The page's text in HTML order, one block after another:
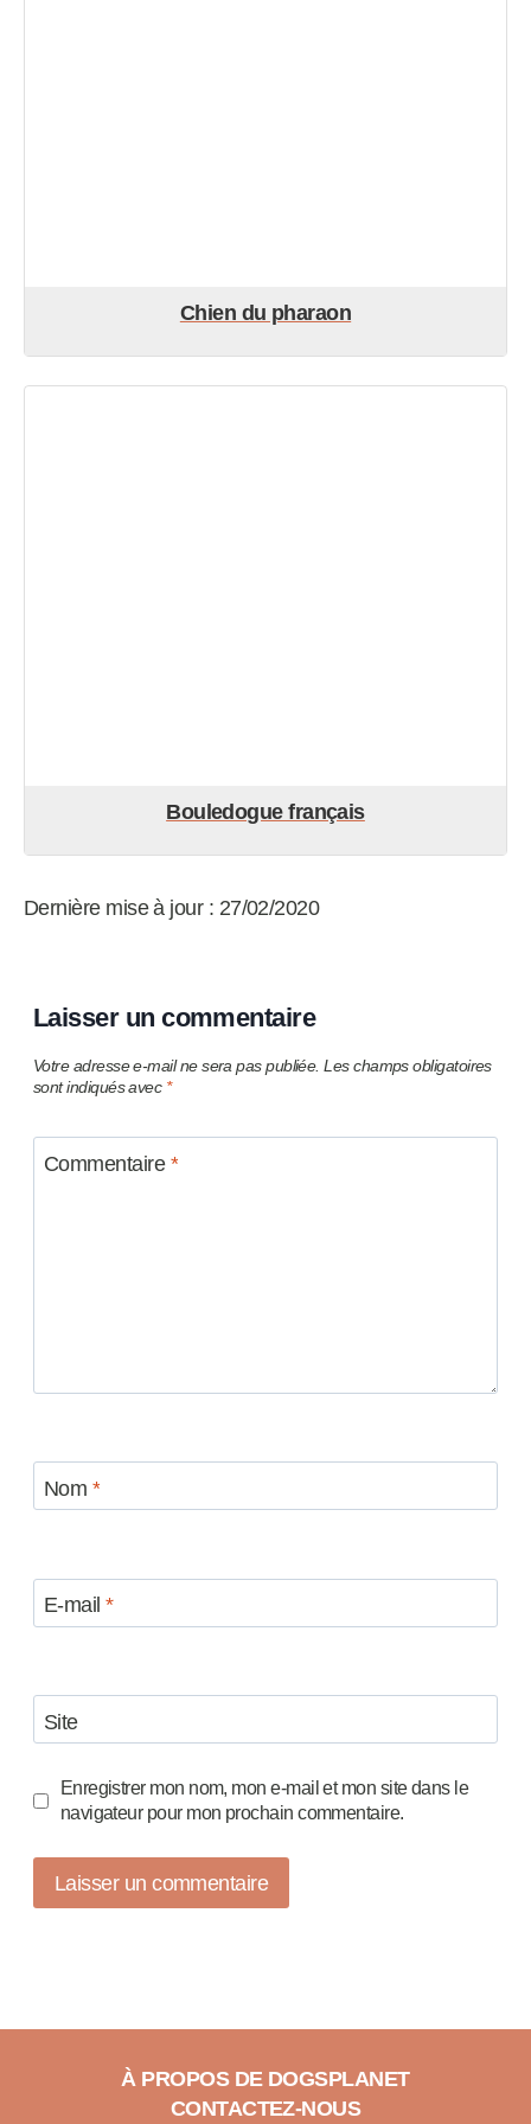
Chien du pharaon
Bouledogue français
Dernière mise à jour : 27/02/2020
Laisser un commentaire
Votre adresse e-mail ne sera pas publiée. Les champs obligatoires
sont indiqués avec *
Commentaire *
Nom *
E-mail*
Site
Enregistrer mon nom, mon e-mail et mon site dans le
navigateur pour mon prochain commentaire.
À PROPOS DE DOGSPLANET
CONTACTEZ-NOUS